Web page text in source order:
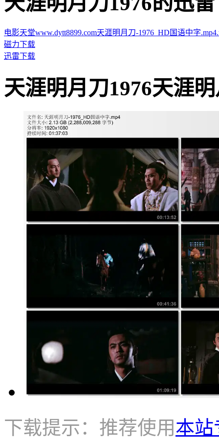
电影天堂www.dytt8899.com天涯明月刀-1976_HD国语中字
磁力下载
迅雷下载
天涯明月刀1976天涯明
下载提示：推荐使用本站